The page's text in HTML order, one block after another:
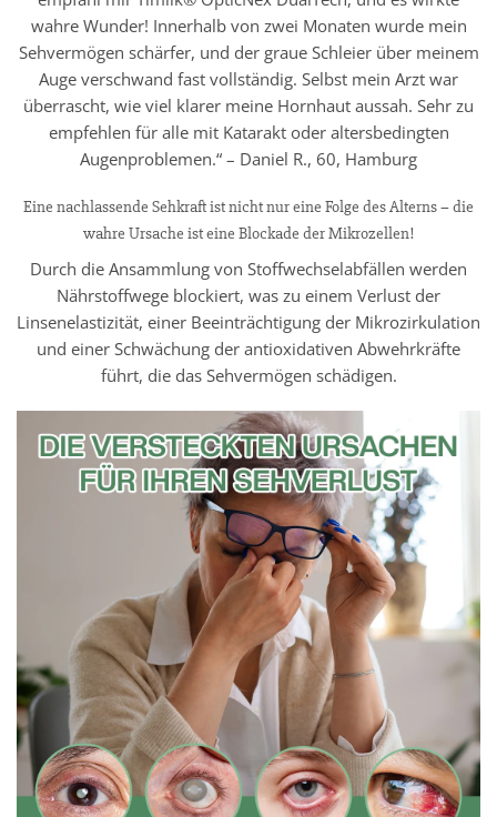
wahre Wunder! Innerhalb von zwei Monaten wurde mein
Sehvermögen schärfer, und der graue Schleier über meinem
Auge verschwand fast vollständig. Selbst mein Arzt war
überrascht, wie viel klarer meine Hornhaut aussah. Sehr zu
empfehlen für alle mit Katarakt oder altersbedingten
Augenproblemen.“ – Daniel R., 60, Hamburg
Eine nachlassende Sehkraft ist nicht nur eine Folge des Alterns – die
wahre Ursache ist eine Blockade der Mikrozellen!
Durch die Ansammlung von Stoffwechselabfällen werden
Nährstoffwege blockiert, was zu einem Verlust der
Linsenelastizität, einer Beeinträchtigung der Mikrozirkulation
und einer Schwächung der antioxidativen Abwehrkräfte
führt, die das Sehvermögen schädigen.